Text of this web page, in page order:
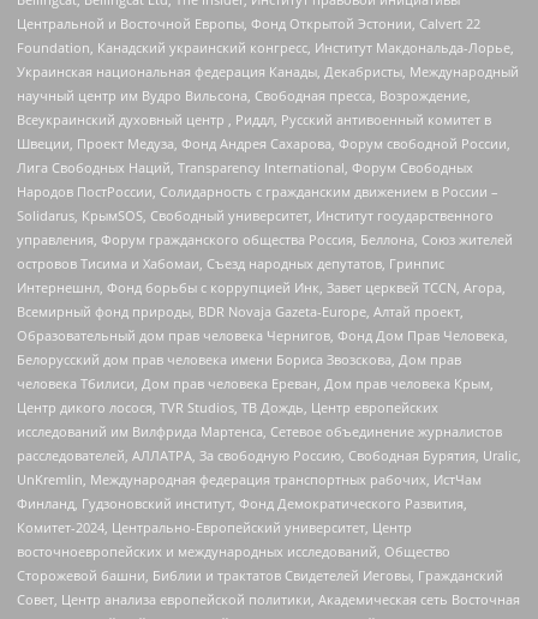
Центральной и Восточной Европы, Фонд Открытой Эстонии, Calvert 22
Foundation, Канадский украинский конгресс, Институт Макдональда-Лорье,
Украинская национальная федерация Канады, Декабристы, Международный
научный центр им Вудро Вильсона, Свободная пресса, Возрождение,
Всеукраинский духовный центр , Риддл, Русский антивоенный комитет в
Швеции, Проект Медуза, Фонд Андрея Сахарова, Форум свободной России,
Лига Свободных Наций, Transparеncy International, Форум Свободных
Народов ПостРоссии, Солидарность с гражданским движением в России –
Solidarus, КрымSOS, Свободный университет, Институт государственного
управления, Форум гражданского общества Россия, Беллона, Союз жителей
островов Тисима и Хабомаи, Съезд народных депутатов, Гринпис
Интернешнл, Фонд борьбы с коррупцией Инк, Завет церквей TCCN, Агора,
Всемирный фонд природы, BDR Novaja Gazeta-Europe, Алтай проект,
Образовательный дом прав человека Чернигов, Фонд Дом Прав Человека,
Белорусский дом прав человека имени Бориса Звозскова, Дом прав
человека Тбилиси, Дом прав человека Ереван, Дом прав человека Крым,
Центр дикого лосося, TVR Studios, ТВ Дождь, Центр европейских
исследований им Вилфрида Мартенса, Сетевое объединение журналистов
расследователей, АЛЛАТРА, За свободную Россию, Свободная Бурятия, Uralic,
UnKremlin, Международная федерация транспортных рабочих, ИстЧам
Финланд, Гудзоновский институт, Фонд Демократического Развития,
Комитет-2024, Центрально-Европейский университет, Центр
восточноевропейских и международных исследований, Общество
Сторожевой башни, Библии и трактатов Свидетелей Иеговы, Гражданский
Совет, Центр анализа европейской политики, Академическая сеть Восточная